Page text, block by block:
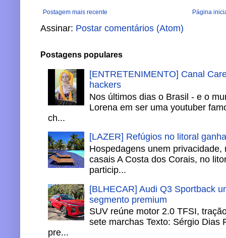
Postagem mais recente Página
Assinar: Postar comentários (Atom)
Postagens populares
[ENTRETENIMENTO] Canal
hackers
Nos últimos dias o Brasil - e o
Lorena em ser uma youtuber
ch...
[LAZER] Refúgios no litoral
Hospedagens unem
casais A Costa dos Corais, no
particip...
[BLHECAR] Audi Q3 Sportback
segmento premium
SUV reúne motor 2.0 TFSI,
sete marchas Texto: Sérgio Dias
pre...